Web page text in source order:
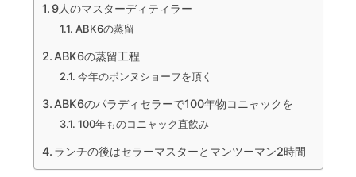
9人のマスターディティラー
ABK6の蒸留
ABK6の蒸留工程
今年のボンヌショーフを頂く
ABK6のパラディセラーで100年物コニャックを
100年ものコニャック直飲み
ランチの後はセラーマスターとマンツーマン2時間